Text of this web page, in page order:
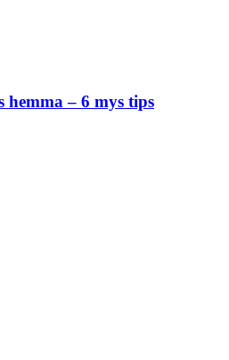
hemma – 6 mys tips